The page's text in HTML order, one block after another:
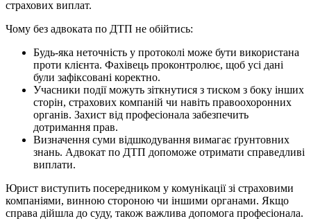
страхових виплат.
Чому без адвоката по ДТП не обійтись:
Будь-яка неточність у протоколі може бути використана
проти клієнта. Фахівець проконтролює, щоб усі дані
були зафіксовані коректно.
Учасники події можуть зіткнутися з тиском з боку інших
сторін, страхових компаній чи навіть правоохоронних
органів. Захист від професіонала забезпечить
дотримання прав.
Визначення суми відшкодування вимагає ґрунтовних
знань. Адвокат по ДТП допоможе отримати справедливі
виплати.
Юрист виступить посередником у комунікації зі страховими
компаніями, винною стороною чи іншими органами. Якщо
справа дійшла до суду, також важлива допомога професіонала.